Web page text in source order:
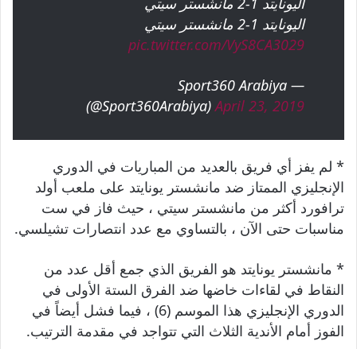
اليونايتد 1-2 مانشستر سيتي
pic.twitter.com/VyS8CA3029
— Sport360 Arabiya
(@Sport360Arabiya)April 23, 2019
* لم يفز أي فريق بالعديد من المباريات في الدوري
الإنجليزي الممتاز ضد مانشستر يونايتد على ملعب أولد
ترافورد أكثر من مانشستر سيتي ، حيث فاز في ست
مناسبات حتى الآن ، بالتساوي مع عدد انتصارات تشيلسي.
* مانشستر يونايتد هو الفريق الذي جمع أقل عدد من
النقاط في لقاءات خاضها ضد الفرق الستة الأولى في
الدوري الإنجليزي هذا الموسم (6) ، فيما فشل أيضاً في
الفوز أمام الأندية الثلاث التي تتواجد في مقدمة الترتيب.